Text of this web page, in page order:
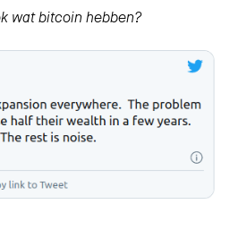
wat bitcoin hebben?